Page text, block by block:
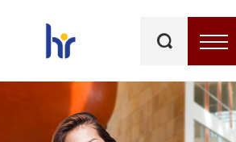
kluczowe